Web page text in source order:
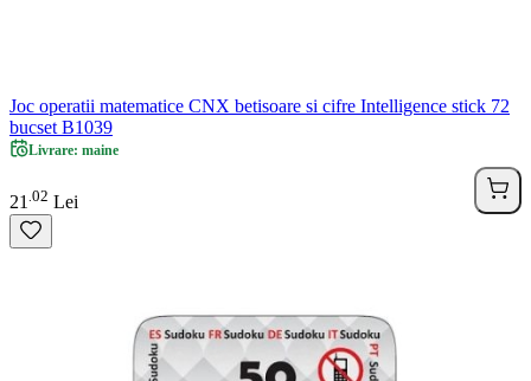
Joc operatii matematice CNX betisoare si cifre Intelligence stick 72
bucset B1039
Livrare: maine
21 02 Lei